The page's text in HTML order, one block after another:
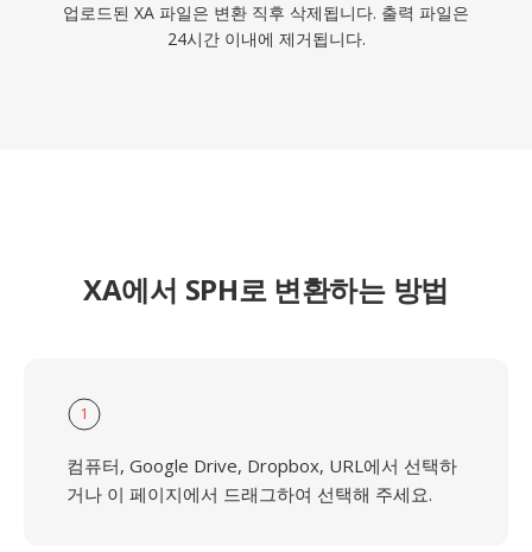
업로드된 XA 파일은 변환 직후 삭제됩니다. 출력 파일은
24시간 이내에 제거됩니다.
XA에서 SPH로 변환하는 방법
1
컴퓨터, Google Drive, Dropbox, URL에서 선택하
거나 이 페이지에서 드래그하여 선택해 주세요.